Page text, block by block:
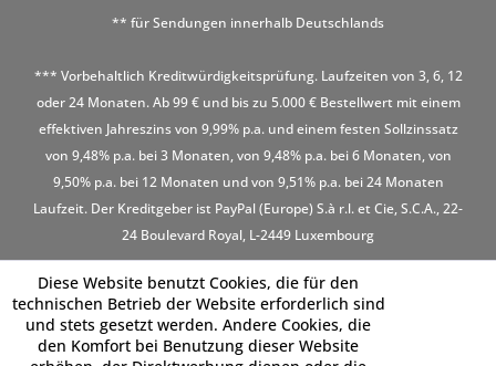
** für Sendungen innerhalb Deutschlands
*** Vorbehaltlich Kreditwürdigkeitsprüfung. Laufzeiten von 3, 6, 12
oder 24 Monaten. Ab 99 € und bis zu 5.000 € Bestellwert mit einem
effektiven Jahreszins von 9,99% p.a. und einem festen Sollzinssatz
von 9,48% p.a. bei 3 Monaten, von 9,48% p.a. bei 6 Monaten, von
9,50% p.a. bei 12 Monaten und von 9,51% p.a. bei 24 Monaten
Laufzeit. Der Kreditgeber ist PayPal (Europe) S.à r.l. et Cie, S.C.A., 22-
24 Boulevard Royal, L-2449 Luxembourg
Diese Website benutzt Cookies, die für den
technischen Betrieb der Website erforderlich sind
und stets gesetzt werden. Andere Cookies, die
den Komfort bei Benutzung dieser Website